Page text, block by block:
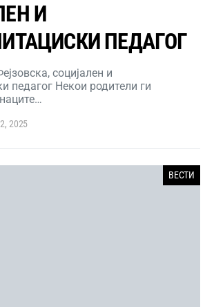
И
ПЕДАГОГ
социјален и
педагог Некои родители ги
2025
ВЕСТИ